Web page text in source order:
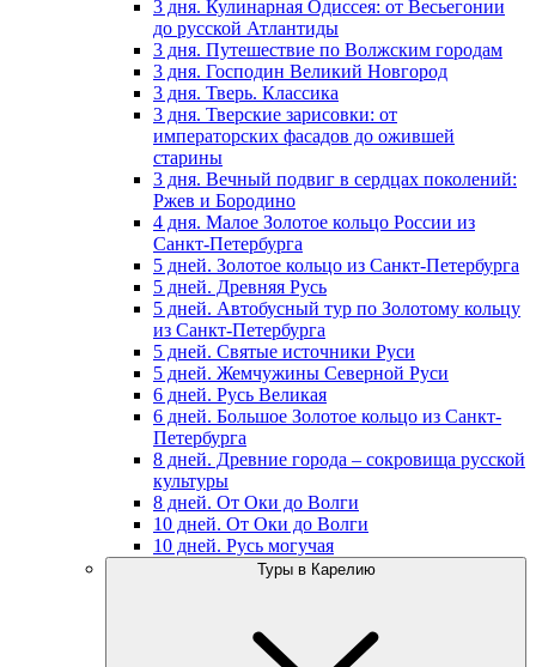
3 дня. Кулинарная Одиссея: от Весьегонии
до русской Атлантиды
3 дня. Путешествие по Волжским городам
3 дня. Господин Великий Новгород
3 дня. Тверь. Классика
3 дня. Тверские зарисовки: от
императорских фасадов до ожившей
старины
3 дня. Вечный подвиг в сердцах поколений:
Ржев и Бородино
4 дня. Малое Золотое кольцо России из
Санкт-Петербурга
5 дней. Золотое кольцо из Санкт-Петербурга
5 дней. Древняя Русь
5 дней. Автобусный тур по Золотому кольцу
из Санкт-Петербурга
5 дней. Святые источники Руси
5 дней. Жемчужины Северной Руси
6 дней. Русь Великая
6 дней. Большое Золотое кольцо из Санкт-
Петербурга
8 дней. Древние города – сокровища русской
культуры
8 дней. От Оки до Волги
10 дней. От Оки до Волги
10 дней. Русь могучая
Туры в Карелию